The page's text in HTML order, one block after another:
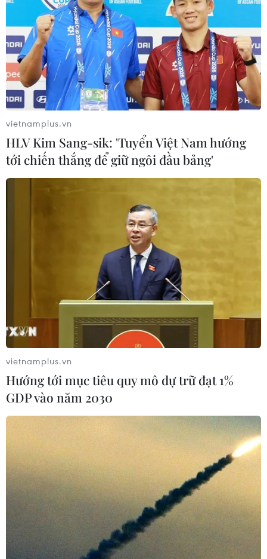
vietnamplus.vn
HLV Kim Sang-sik: 'Tuyển Việt Nam hướng
tới chiến thắng để giữ ngôi đầu bảng'
vietnamplus.vn
Hướng tới mục tiêu quy mô dự trữ đạt 1%
GDP vào năm 2030